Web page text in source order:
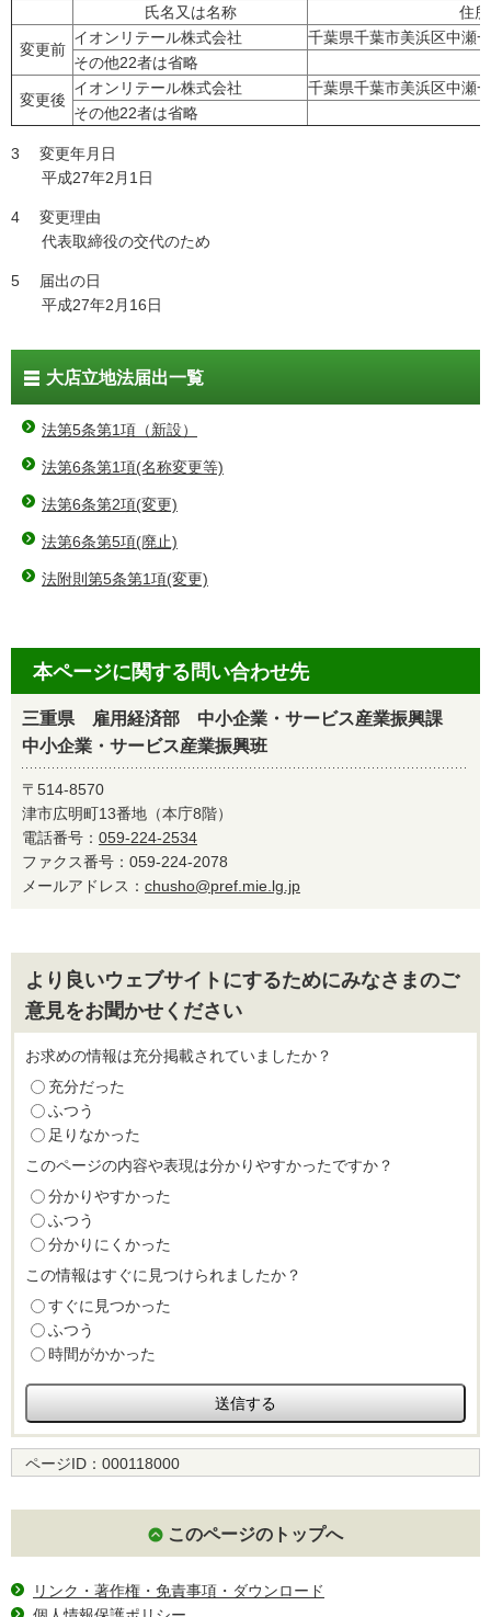
氏名又は名称 住所
変更前
イオンリテール株式会社
千葉県千葉市美浜区中瀬
その他22者は省略
変更後
イオンリテール株式会社
千葉県千葉市美浜区中瀬
その他22者は省略
3 変更年月日
平成27年2月1日
4 変更理由
代表取締役の交代のため
5 届出の日
平成27年2月16日
大店立地法届出一覧
法第5条第1項（新設）
法第6条第1項(名称変更等)
法第6条第2項(変更)
法第6条第5項(廃止)
法附則第5条第1項(変更)
本ページに関する問い合わせ先
三重県 雇用経済部 中小企業・サービス産業振興課
中小企業・サービス産業振興班
〒514-8570
津市広明町13番地（本庁8階）
電話番号： 059-224-2534
ファクス番号：059-224-2078
メールアドレス： chusho@pref.mie.lg.jp
より良いウェブサイトにするためにみなさまのご
意見をお聞かせください
お求めの情報は充分掲載されていましたか？
充分だった
ふつう
足りなかった
このページの内容や表現は分かりやすかったですか？
分かりやすかった
ふつう
分かりにくかった
この情報はすぐに見つけられましたか？
すぐに見つかった
ふつう
時間がかかった
ページID： 000118000
このページのトップへ
リンク・著作権・免責事項・ダウンロード